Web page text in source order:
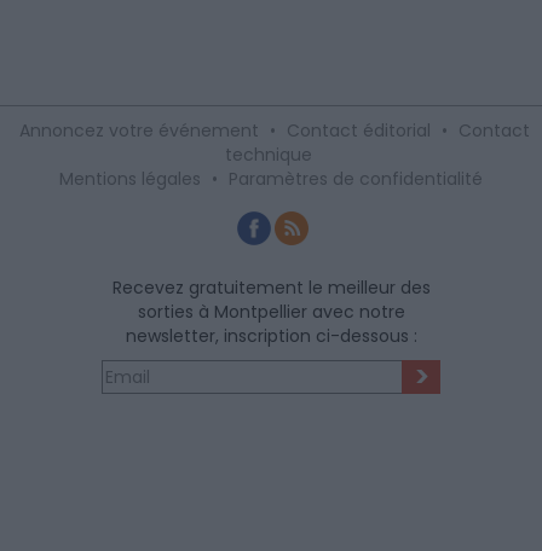
Annoncez votre événement • Contact éditorial • Contact
technique
Mentions légales • Paramètres de confidentialité
Recevez gratuitement le meilleur des
sorties à Montpellier avec notre
newsletter, inscription ci-dessous :
>